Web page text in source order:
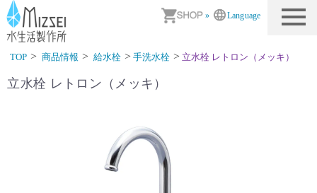
» Language
商品情報｜水生活製作所
TOP 商品情報 給水栓 手洗水栓 立水栓 レトロン（メッキ）
立水栓 レトロン（メッキ）